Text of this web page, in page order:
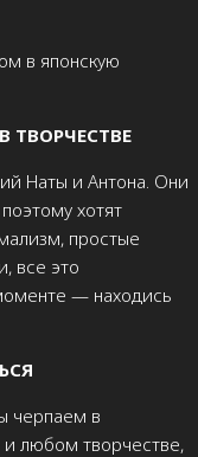
в японскую
ТВОРЧЕСТВЕ
Наты и Антона. Они
хотят
простые
все это
— находись
черпаем в
и любом творчестве,